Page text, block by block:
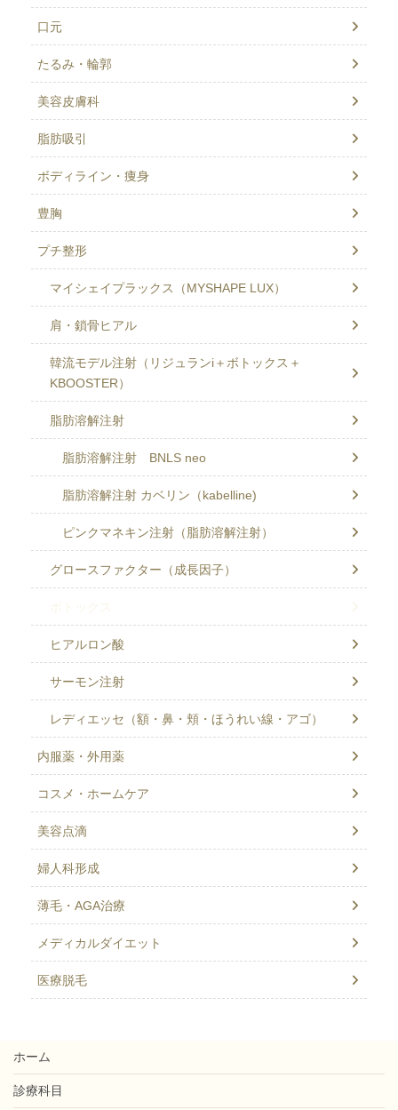
口元
たるみ・輪郭
美容皮膚科
脂肪吸引
ボディライン・痩身
豊胸
プチ整形
マイシェイプラックス（MYSHAPE LUX）
肩・鎖骨ヒアル
韓流モデル注射（リジュランi＋ボトックス＋
KBOOSTER）
脂肪溶解注射
脂肪溶解注射 BNLS neo
脂肪溶解注射 カベリン（kabelline)
ピンクマネキン注射（脂肪溶解注射）
グロースファクター（成長因子）
ボトックス
ヒアルロン酸
サーモン注射
レディエッセ（額・鼻・頬・ほうれい線・アゴ）
内服薬・外用薬
コスメ・ホームケア
美容点滴
婦人科形成
薄毛・AGA治療
メディカルダイエット
医療脱毛
ホーム
診療科目